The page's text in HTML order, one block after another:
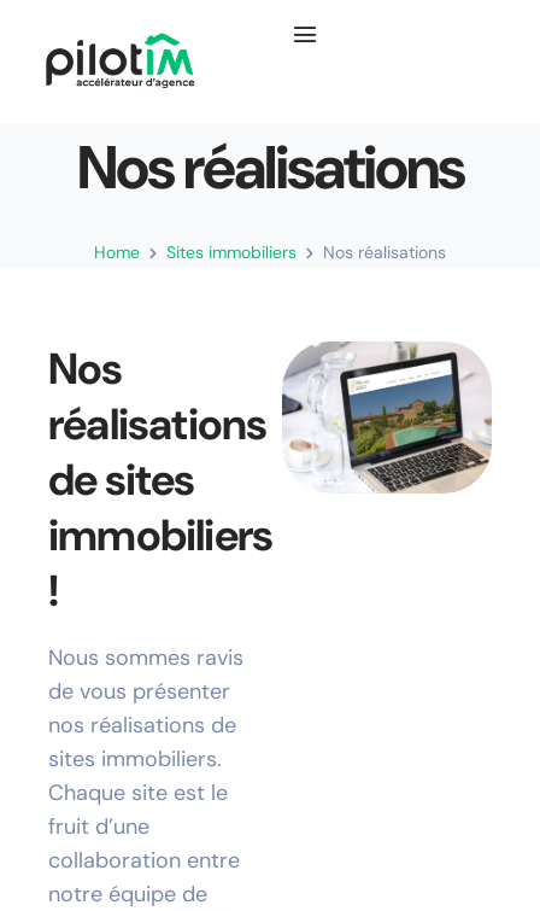
Nos réalisations
Home Sites immobiliers Nos réalisations
Nos
réalisations
de sites
immobiliers
!
Nous sommes ravis
de vous présenter
nos réalisations de
sites immobiliers.
Chaque site est le
fruit d’une
collaboration entre
notre équipe de